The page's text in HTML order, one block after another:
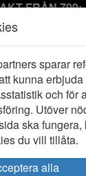
FRÅN 799:-
sparar
kunna
och för
Utöver
ska
du vill tillåta.
alla